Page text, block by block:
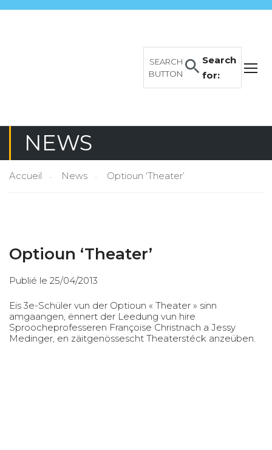
Search
for:
SEARCH
BUTTON
NEWS
Accueil News Optioun ‘Theater’
Optioun ‘Theater’
Publié le 25/04/2013
Eis 3e-Schüler vun der Optioun « Theater » sinn
amgaangen, ënnert der Leedung vun hire
Sproocheprofesseren Françoise Christnach a Jessy
Medinger, en zäitgenössescht Theaterstéck anzeüben.